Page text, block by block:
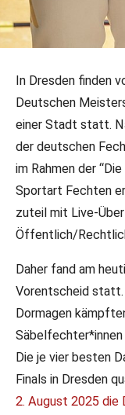
10.05.2025 DFB-
Erster DM-
Dresden
heutigen Samstag
Vorentscheid für
In Dresden finden
Deutschen
einer Stadt statt.
der deutschen
im Rahmen der
Sportart Fechten
zuteil mit Live-
Öffentlich/
Daher fand am
Vorentscheid statt.
Dormagen
Die je vier besten
Finals in Dresden
2. August 2025 die